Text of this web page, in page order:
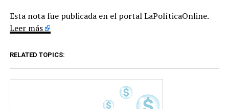
Esta nota fue publicada en el portal LaPolíticaOnline.
Leer más
RELATED TOPICS: